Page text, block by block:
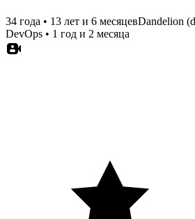
34 года • 13 лет и 6 месяцевDandelion
DevOps • 1 год и 2 месяца